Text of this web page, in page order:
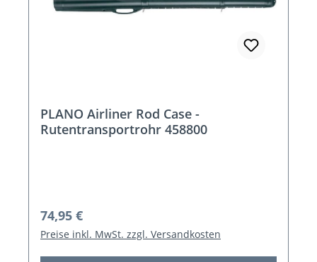
PLANO Airliner Rod Case -
Rutentransportrohr 458800
Regulärer Preis:
74,95 €
Preise inkl. MwSt. zzgl. Versandkosten